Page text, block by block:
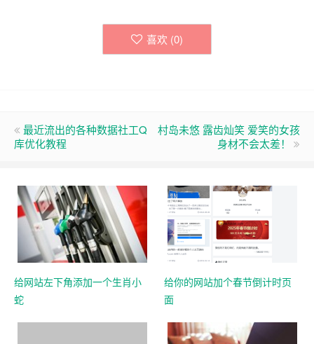
喜欢 (0)
最近流出的各种数据社工Q
库优化教程
村岛未悠 露齿灿笑 爱笑的女孩
身材不会太差！
给网站左下角添加一个生肖小
蛇
给你的网站加个春节倒计时页
面